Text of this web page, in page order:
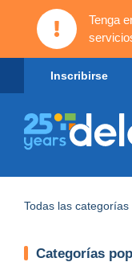
Tenga
Inscribirse
Todas las categorías
Categorías